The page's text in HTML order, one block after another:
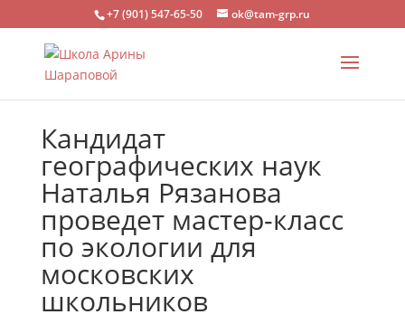
+7 (901) 547-65-50 ok@tam-grp.ru
Кандидат
географических наук
Наталья Рязанова
проведет мастер-класс
по экологии для
московских
школьников